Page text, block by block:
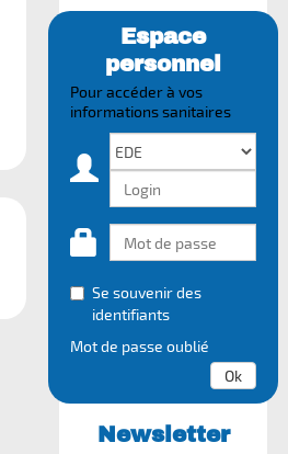
Espace
personnel
Pour accéder à vos
informations sanitaires
Se souvenir des
identifiants
Mot de passe oublié
Ok
Newsletter